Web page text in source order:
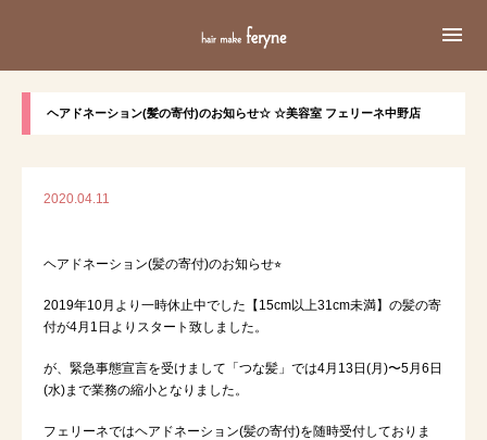

ヘアドネーション(髪の寄付)のお知らせ☆ ☆美容室 フェリーネ中野店
2020.04.11
ヘアドネーション(髪の寄付)のお知らせ⭐︎
2019年10月より一時休止中でした【15cm以上31cm未満】の髪の寄
付が4月1日よりスタート致しました。
が、緊急事態宣言を受けまして「つな髪」では4月13日(月)〜5月6日
(水)まで業務の縮小となりました。
フェリーネではヘアドネーション(髪の寄付)を随時受付しておりま